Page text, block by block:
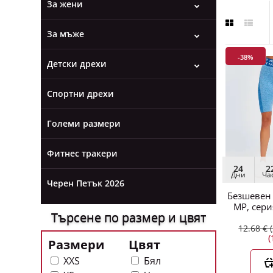
За жени
За мъже
Детски дрехи
Спортни дрехи
Големи размери
Фитнес тракери
Черен Петък 2026
Търсене по размер и цвят
Размери
XXS
Цвят
Бял
24
-38%
24
Дни
MP,
12.68 €